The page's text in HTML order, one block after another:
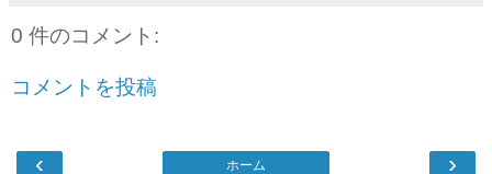
0 件のコメント:
コメントを投稿
‹ ›
ホーム